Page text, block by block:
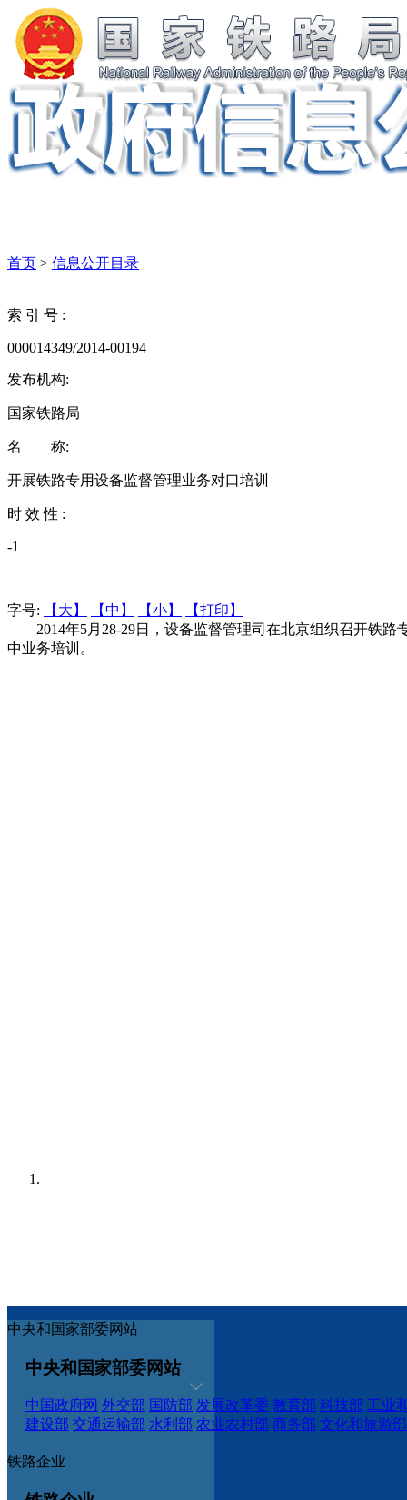
首页 > 信息公开目录
索 引 号 :
000014349/2014-00194
发布机构:
国家铁路局
名 称:
开展铁路专用设备监督管理业务对口培训
时 效 性 :
-1
字号: 【大】 【中】 【小】
【打印】
2014年5月28-29日，设备监督管理司在北京组织召开铁路
中业务培训。
中央和国家部委网站
中央和国家部委网站
中国政府网 外交部 国防部 发展改革委 教育部 科技部 工业
建设部 交通运输部 水利部 农业农村部 商务部 文化和旅游部
铁路企业